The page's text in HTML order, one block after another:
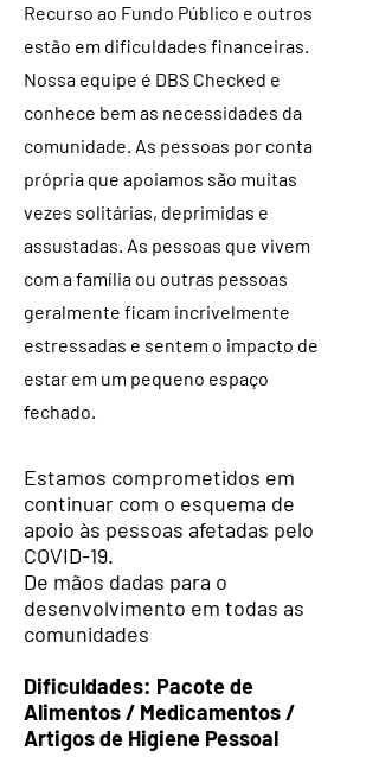
Recurso ao Fundo Público e outros
estão em dificuldades financeiras.
Nossa equipe é DBS Checked e
conhece bem as necessidades da
comunidade. As pessoas por conta
própria que apoiamos são muitas
vezes solitárias, deprimidas e
assustadas. As pessoas que vivem
com a família ou outras pessoas
geralmente ficam incrivelmente
estressadas e sentem o impacto de
estar em um pequeno espaço
fechado.
Estamos comprometidos em
continuar com o esquema de
apoio às pessoas afetadas pelo
COVID-19.
De mãos dadas para o
desenvolvimento em todas as
comunidades
Dificuldades: Pacote de
Alimentos / Medicamentos /
Artigos de Higiene Pessoal